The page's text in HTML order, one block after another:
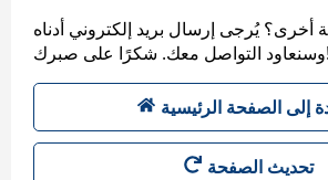
يُرجى إرسال بريد إلكتروني أدناه
وسنعاود التواصل معك. شكرًا على صبرك!
إلى الصفحة الرئيسية
تحديث الصفحة